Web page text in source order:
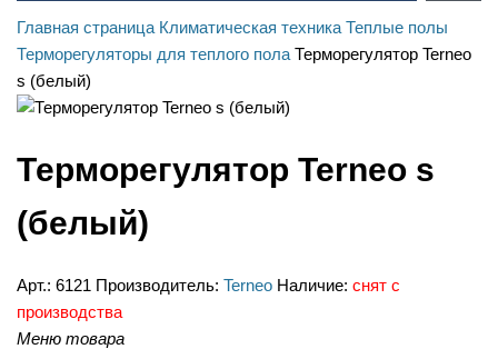
Главная страница Климатическая техника Теплые полы
Терморегуляторы для теплого пола Терморегулятор Terneo
s (белый)
Терморегулятор Terneo s
(белый)
Арт.: 6121 Производитель: Terneo Наличие: снят с
производства
Меню товара